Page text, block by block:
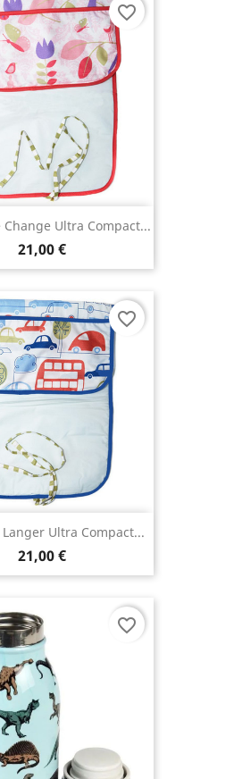
Change Ultra Compact...
21,00 €
favorite_border
Ultra Compact...
21,00 €
favorite_border
favorite_border